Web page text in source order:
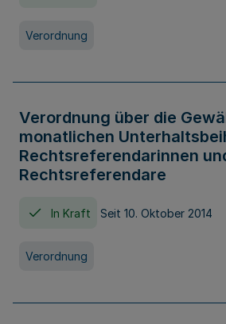
Verordnung
Verordnung über die
monatlichen
Rechtsreferendarinnen
Rechtsreferendare
In Kraft Seit 10. Oktober 2014
Verordnung